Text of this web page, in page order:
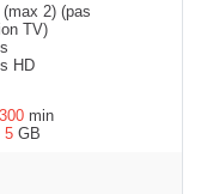
(max 2) (pas
TV)
HD
300 min
5 GB